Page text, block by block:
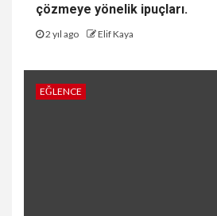
çözmeye yönelik ipuçları.
2 yıl ago Elif Kaya
EĞLENCE